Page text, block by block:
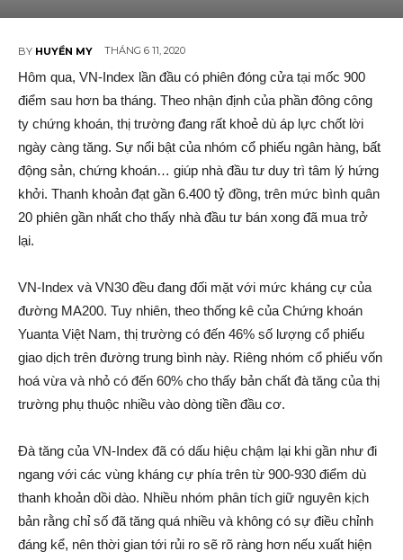
BY HUYỀN MY THÁNG 6 11, 2020
Hôm qua, VN-Index lần đầu có phiên đóng cửa tại mốc 900
điểm sau hơn ba tháng. Theo nhận định của phần đông công
ty chứng khoán, thị trường đang rất khoẻ dù áp lực chốt lời
ngày càng tăng. Sự nổi bật của nhóm cổ phiếu ngân hàng, bất
động sản, chứng khoán… giúp nhà đầu tư duy trì tâm lý hứng
khởi. Thanh khoản đạt gần 6.400 tỷ đồng, trên mức bình quân
20 phiên gần nhất cho thấy nhà đầu tư bán xong đã mua trở
lại.
VN-Index và VN30 đều đang đối mặt với mức kháng cự của
đường MA200. Tuy nhiên, theo thống kê của Chứng khoán
Yuanta Việt Nam, thị trường có đến 46% số lượng cổ phiếu
giao dịch trên đường trung bình này. Riêng nhóm cổ phiếu vốn
hoá vừa và nhỏ có đến 60% cho thấy bản chất đà tăng của thị
trường phụ thuộc nhiều vào dòng tiền đầu cơ.
Đà tăng của VN-Index đã có dấu hiệu chậm lại khi gần như đi
ngang với các vùng kháng cự phía trên từ 900-930 điểm dù
thanh khoản dồi dào. Nhiều nhóm phân tích giữ nguyên kịch
bản rằng chỉ số đã tăng quá nhiều và không có sự điều chỉnh
đáng kể, nên thời gian tới rủi ro sẽ rõ ràng hơn nếu xuất hiện